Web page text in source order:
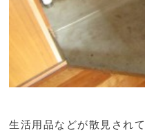
生活用品などが散見され